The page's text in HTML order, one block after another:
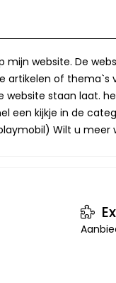
mijn website. De
artikelen of
staan laat.
een kijkje in de
Wilt u